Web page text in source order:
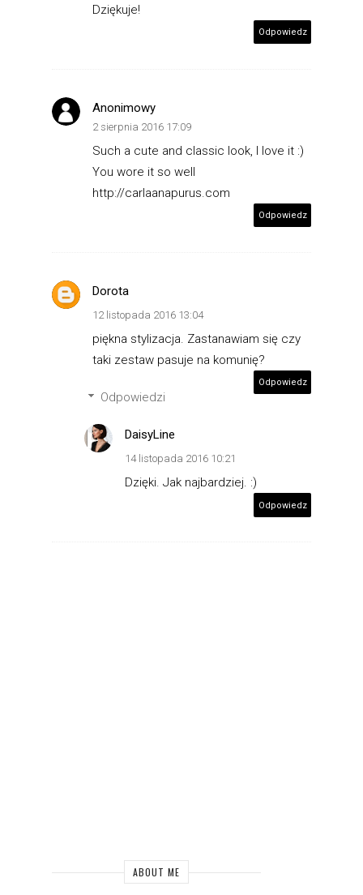
Dziękuje!
Odpowiedz
Anonimowy
2 sierpnia 2016 17:09
Such a cute and classic look, I love it :)
You wore it so well
http://carlaanapurus.com
Odpowiedz
Dorota
12 listopada 2016 13:04
piękna stylizacja. Zastanawiam się czy
taki zestaw pasuje na komunię?
Odpowiedz
Odpowiedzi
DaisyLine
14 listopada 2016 10:21
Dzięki. Jak najbardziej. :)
Odpowiedz
ABOUT ME